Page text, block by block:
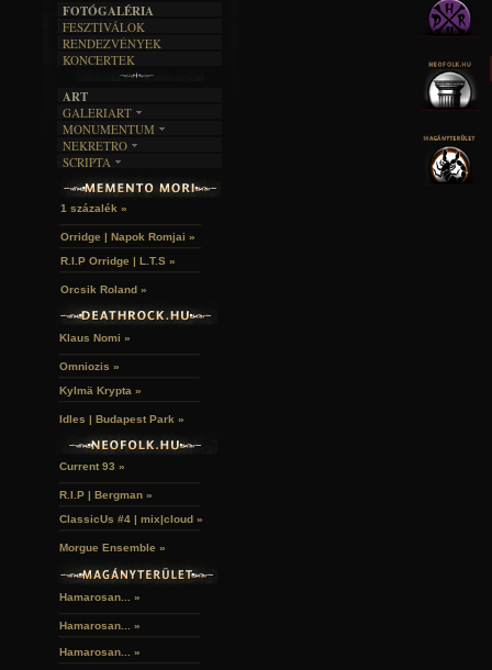
FOTÓGALÉRIA
FESZTIVÁLOK
RENDEZVÉNYEK
KONCERTEK
ART
GALERIART
ARTGALERI
KÉPREGÉNYEK
LAKÁSKULTS
MONUMENTUM
TEMETŐK
TEMPLOMOK
VÁRAK
HELYEK
NEKRETRO
SZUBKULT
FEKETE LYUK
RELIKVIÁK
SCRIPTA
NOVELLÁK
VERSEK
1 százalék »
Orridge | Napok Romjai »
R.I.P Orridge | L.T.S »
Orcsik Roland »
Klaus Nomi »
Omniozis »
Kylmä Krypta »
Idles | Budapest Park »
Current 93 »
R.I.P | Bergman »
ClassicUs #4 | mix|cloud »
Morgue Ensemble »
Hamarosan... »
Hamarosan... »
Hamarosan... »